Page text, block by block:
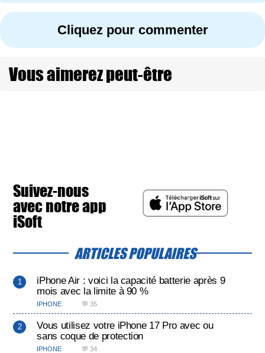
Cliquez pour commenter
Vous aimerez peut-être
Suivez-nous
avec notre app
iSoft
ARTICLES POPULAIRES
iPhone Air : voici la capacité batterie après 9
mois avec la limite à 90 %
IPHONE 💬 35
Vous utilisez votre iPhone 17 Pro avec ou
sans coque de protection
IPHONE 💬 34